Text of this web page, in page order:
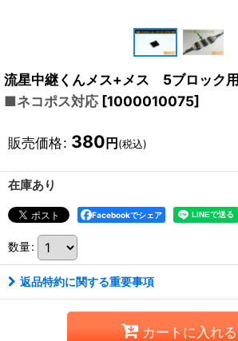
流星中継くんメス+メス 5ブロック用
■ネコポス対応 [1000010075]
販売価格: 380 円 (税込)
在庫あり
Facebookでシェア
数量:
返品特約に関する重要事項
カートに入れる